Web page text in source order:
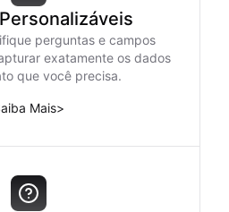
perguntas e campos
exatamente os dados
que você precisa.
Mais>